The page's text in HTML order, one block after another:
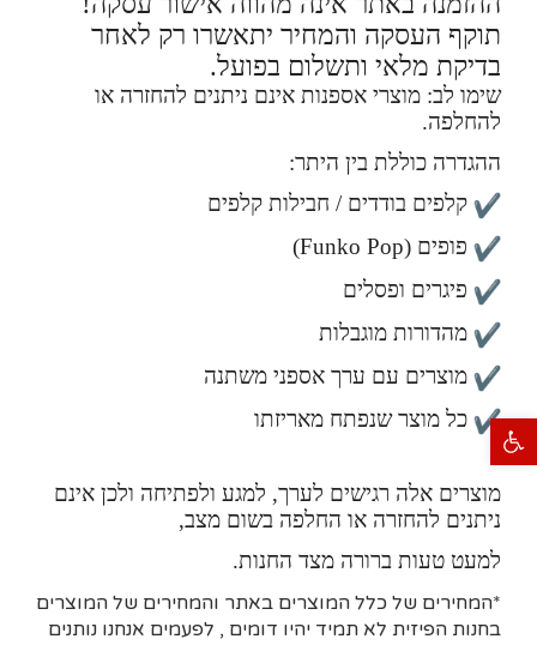
פתח סרגל נגישות
תוקף העסקה והמחיר יתאשרו רק לאחר
בדיקת מלאי ותשלום בפועל.
שימו לב: מוצרי אספנות אינם ניתנים להחזרה או
להחלפה.
ההגדרה כוללת בין היתר:
קלפים בודדים / חבילות קלפים
פופים (Funko Pop)
פיגרים ופסלים
מהדורות מוגבלות
מוצרים עם ערך אספני משתנה
כל מוצר שנפתח מאריזתו
מוצרים אלה רגישים לערך, למגע ולפתיחה ולכן אינם
ניתנים להחזרה או החלפה בשום מצב,
למעט טעות ברורה מצד החנות.
*המחירים של כלל המוצרים באתר והמחירים של המוצרים
בחנות הפיזית לא תמיד יהיו דומים , לפעמים אנחנו נותנים